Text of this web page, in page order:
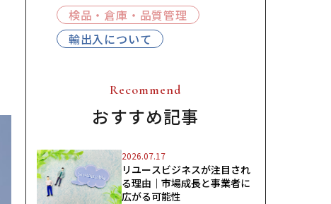
検品・倉庫・品質管理
輸出入について
Recommend
おすすめ記事
2026.07.17
リユースビジネスが注目され
る理由｜市場成長と事業者に
広がる可能性